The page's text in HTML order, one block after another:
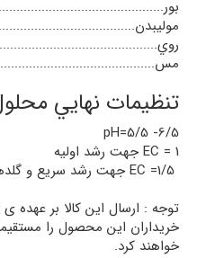
تنظيمات نهايي
6/5- 5/5=pH
1 = EC جهت رشد اوليه
توجه : ارسال این کالا بر عهده
خریداران این محصول را
خواهند کرد.